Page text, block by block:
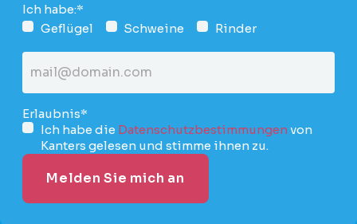
Ich habe:*
Geflügel
Schweine
Rinder
E-
mail
Addresse*
Erlaubnis*
Ich habe die Datenschutzbestimmungen von
Kanters gelesen und stimme ihnen zu.